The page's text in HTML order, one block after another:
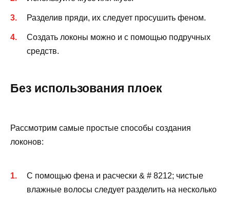
Разделив пряди, их следует просушить феном.
Создать локоны можно и с помощью подручных
средств.
Без использования плоек
Рассмотрим самые простые способы создания
локонов:
С помощью фена и расчески & # 8212; чистые
влажные волосы следует разделить на несколько